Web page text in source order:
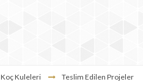
Koç Kuleleri Teslim Edilen Projeler